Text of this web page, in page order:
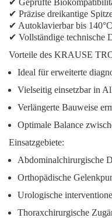
✔ Geprüfte
✔ Präzise dreikantige
✔ Autoklavierbar bis
✔ Vollständige technische
Vorteile des KRAUSE
Ideal für erweiterte
Vielseitig einsetzbar in
Verlängerte Bauweise
Optimale Balance
Einsatzgebiete:
Abdominalchirurgische
Orthopädische
Urologische
Thoraxchirurgische